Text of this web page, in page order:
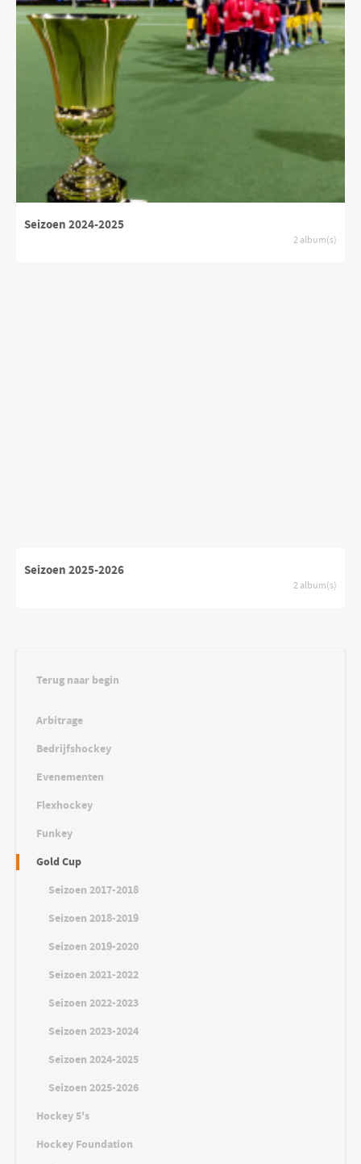
Seizoen 2024-2025
2 album(s)
Seizoen 2025-2026
2 album(s)
Terug naar begin
Arbitrage
Bedrijfshockey
Evenementen
Flexhockey
Funkey
Gold Cup
Seizoen 2017-2018
Seizoen 2018-2019
Seizoen 2019-2020
Seizoen 2021-2022
Seizoen 2022-2023
Seizoen 2023-2024
Seizoen 2024-2025
Seizoen 2025-2026
Hockey 5's
Hockey Foundation